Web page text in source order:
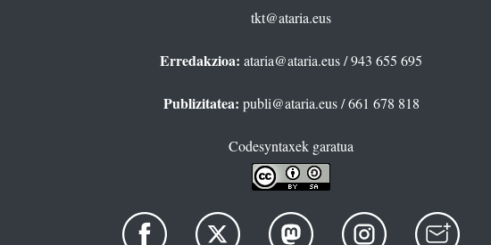
tkt@ataria.eus
Erredakzioa: ataria@ataria.eus/ 943 655 695
Publizitatea: publi@ataria.eus/ 661 678 818
Codesyntaxek garatua